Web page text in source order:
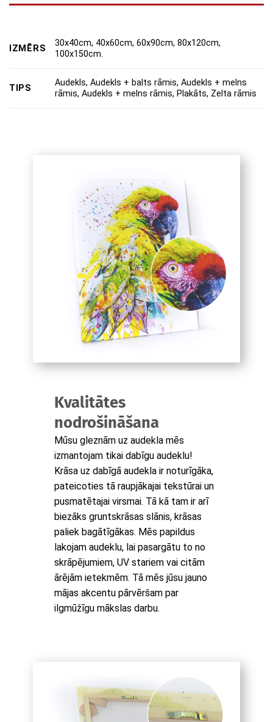
IZMĒRS
30x40cm, 40x60cm, 60x90cm, 80x120cm,
100x150cm.
TIPS
Audekls, Audekls + balts rāmis, Audekls + melns
rāmis, Audekls + melns rāmis, Plakāts, Zelta rāmis
Kvalitātes
nodrošināšana
Mūsu gleznām uz audekla mēs
izmantojam tikai dabīgu audeklu!
Krāsa uz dabīgā audekla ir noturīgāka,
pateicoties tā raupjākajai tekstūrai un
pusmatētajai virsmai. Tā kā tam ir arī
biezāks gruntskrāsas slānis, krāsas
paliek bagātīgākas. Mēs papildus
lakojam audeklu, lai pasargātu to no
skrāpējumiem, UV stariem vai citām
ārējām ietekmēm. Tā mēs jūsu jauno
mājas akcentu pārvēršam par
ilgmūžīgu mākslas darbu.